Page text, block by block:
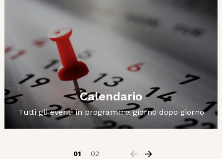
Calendario
Tutti gli eventi in programma giorno dopo giorno
01 02